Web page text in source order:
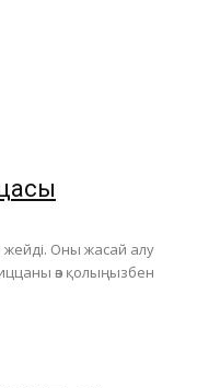
Оны жасай алу
өз қолыңызбен